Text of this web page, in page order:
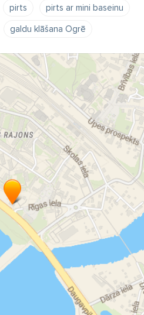
pirts
pirts ar mini baseinu
galdu klāšana Ogrē